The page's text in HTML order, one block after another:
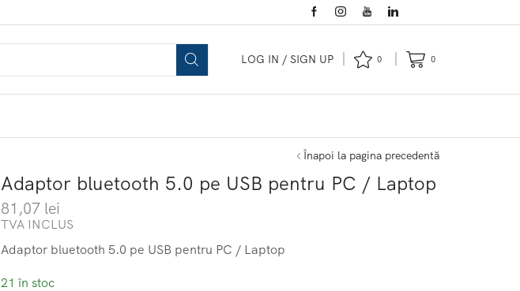
LOG IN / SIGN UP 0 0
Înapoi la pagina precedentă
Adaptor bluetooth 5.0 pe USB pentru PC / Laptop
81,07 lei
TVA INCLUS
Adaptor bluetooth 5.0 pe USB pentru PC / Laptop
21 în stoc